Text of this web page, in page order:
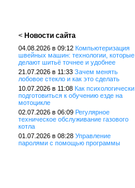
< Новости сайта
04.08.2026 в 09:12 Компьютеризация
швейных машин: технологии, которые
делают шитьё точнее и удобнее
21.07.2026 в 11:33 Зачем менять
лобовое стекло и как это сделать
10.07.2026 в 11:08 Как психологически
подготовиться к обучению езде на
мотоцикле
02.07.2026 в 06:09 Регулярное
техническое обслуживание газового
котла
01.07.2026 в 08:28 Управление
паролями с помощью программы